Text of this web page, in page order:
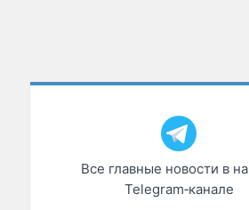
Все главные новости в
Telegram‑канале